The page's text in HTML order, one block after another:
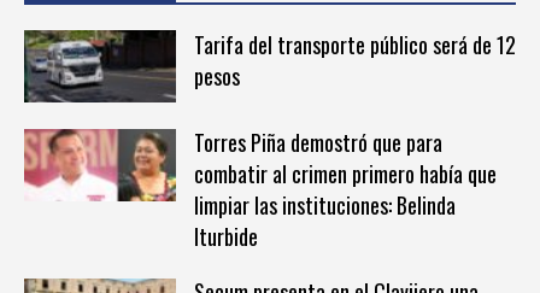
Tarifa del transporte público será de 12
pesos
Torres Piña demostró que para
combatir al crimen primero había que
limpiar las instituciones: Belinda
Iturbide